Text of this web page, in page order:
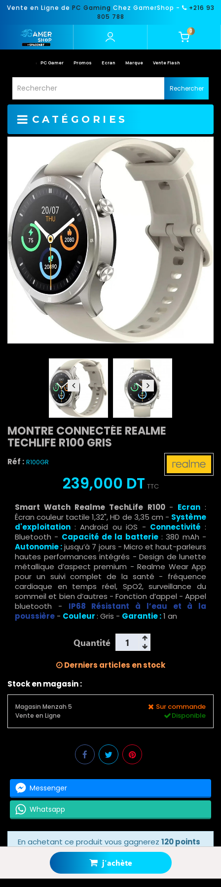
Vente en Ligne de PC Gaming Chez GamerShop -
+216 93
805 788
0
PC Gamer Promos Ecran Marque Vente Flash
Rechercher
CATÉGORIES
MONTRE CONNECTÉE REALME
TECHLIFE R100 GRIS
Réf : R100GR
239,000 DT TTC
Smart Watch Realme TechLife R100 - Ecran :
Écran couleur tactile1,32",HD de 3,35 cm - Système
d'exploitation : Android ou iOS - Connectivité:
Bluetooth - Capacité de la batterie : 380 mAh -
Autonomie :jusqu’à 7 jours - Micro et haut-parleurs
hautes performances intégrés - Design de lunette
métallique d’aspect premium - Realme Wear App
pour un suivi complet de la santé - fréquence
cardiaque en temps réel, SpO2, surveillance du
sommeil et bien d’autres - Fonction d’appel - Appel
bluetooth - IP68 Résistant à l’eau et à la
poussière - Couleur: Gris - Garantie :1 an
Quantité
j'achète
Derniers articles en stock
Stock en magasin :
Magasin Menzah 5 Sur commande
Vente en Ligne Disponible
Messenger
Whatsapp
En achetant ce produit vous gagnerez 120 points
grâce à notre programme de fidélité.
Votre panier totalisera120 points bonus .